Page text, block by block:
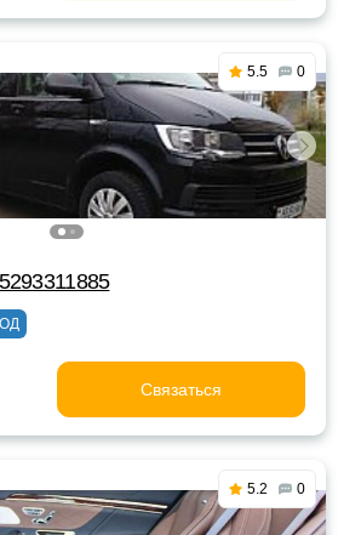
5.5 0
Связаться
5.2 0